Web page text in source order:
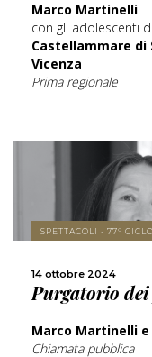
Marco Martinelli
con gli adolescenti di
Castellammare di
Vicenza
Prima regionale
SPETTACOLI - 77°
14 ottobre 2024
Purgatorio
Marco Martinelli
Chiamata pubblica